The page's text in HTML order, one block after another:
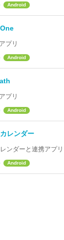
Android
プリ
Android
プリ
Android
レンダー
ンダーと連携アプリ
Android